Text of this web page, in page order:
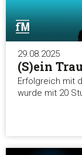
29.08.2025
(S)ein
Erfolgreich mit
wurde mit 20